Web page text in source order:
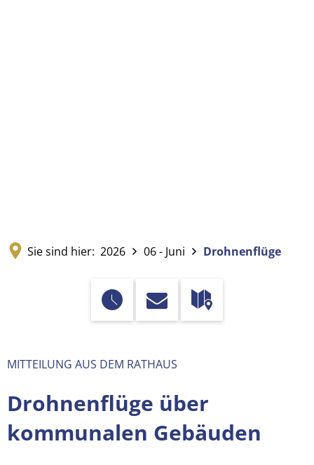
Sie sind hier: 2026 06 - Juni Drohnenflüge
MITTEILUNG AUS DEM RATHAUS
Drohnenflüge über
kommunalen Gebäuden